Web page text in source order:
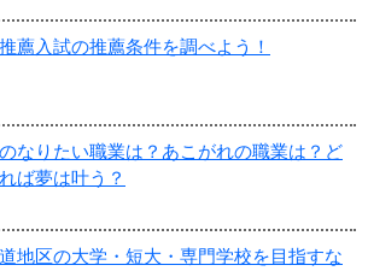
薦入試の推薦条件を調べよう！
なりたい職業は？あこがれの職業は？ど
ば夢は叶う？
地区の大学・短大・専門学校を目指すな